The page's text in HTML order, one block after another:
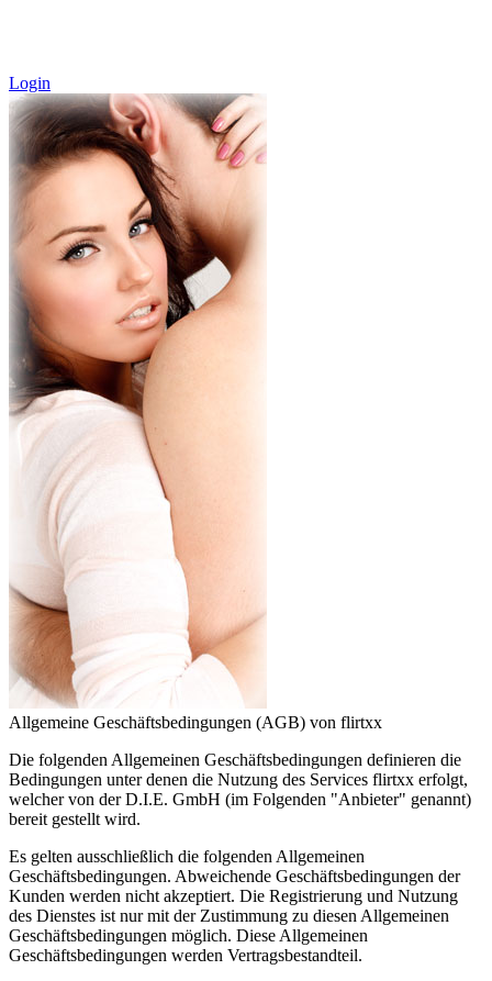
Login
Allgemeine Geschäftsbedingungen (AGB) von flirtxx
Die folgenden Allgemeinen Geschäftsbedingungen definieren die
Bedingungen unter denen die Nutzung des Services flirtxx erfolgt,
welcher von der D.I.E. GmbH (im Folgenden "Anbieter" genannt)
bereit gestellt wird.
Es gelten ausschließlich die folgenden Allgemeinen
Geschäftsbedingungen. Abweichende Geschäftsbedingungen der
Kunden werden nicht akzeptiert. Die Registrierung und Nutzung
des Dienstes ist nur mit der Zustimmung zu diesen Allgemeinen
Geschäftsbedingungen möglich. Diese Allgemeinen
Geschäftsbedingungen werden Vertragsbestandteil.